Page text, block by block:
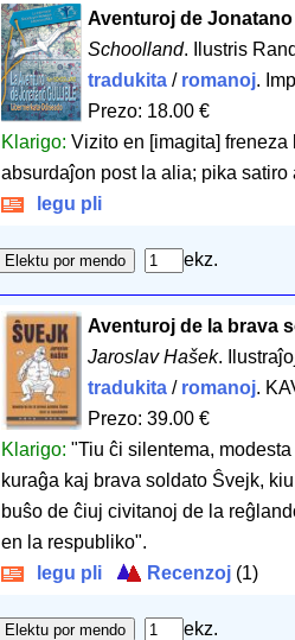
Aventuroj de
Schoolland. Ilustris
tradukita/ romanoj.
Prezo: 18.00 €
Klarigo: Vizito en [imagita]
absurdaĵon post la alia; pika
legu pli
ekz.
Aventuroj de la brava
Jaroslav Hašek.
tradukita / romanoj.
Prezo: 39.00 €
Klarigo: "Tiu ĉi silentema,
kuraĝa kaj brava soldato Ŝvejk,
buŝo de ĉiuj civitanoj de la
en la respubliko".
legu pli
Recenzoj (1)
ekz.